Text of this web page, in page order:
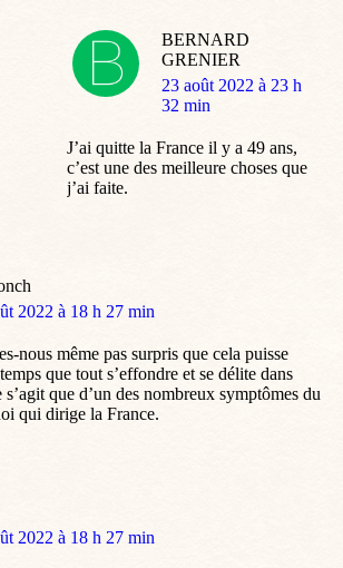
BERNARD
GRENIER
dit
:
23 août 2022 à 23 h
32 min
J’ai quitte la France il y a 49 ans,
c’est une des meilleure choses que
j’ai faite.
2022 à 18 h 27 min
nous même pas surpris que cela puisse
que tout s’effondre et se délite dans
que d’un des nombreux symptômes du
qui dirige la France.
2022 à 18 h 27 min